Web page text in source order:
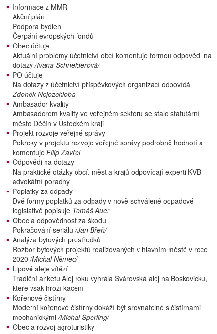
Informace z MMR
Akční plán
Podpora bydlení
Čerpání evropských fondů
Obec účtuje
Aktuální problémy účetnictví obcí komentuje formou odpovědí na
dotazy/Ivana Schneiderová/
PO účtuje
Na dotazy z účetnictví příspěvkových organizací odpovídá
Zdeněk Nejezchleba
Ambasador kvality
Ambasadorem kvality ve veřejném sektoru se stalo statutární
město Děčín v Ústeckém kraji
Projekt rozvoje veřejné správy
Pokroky v projektu rozvoje veřejné správy podrobně hodnotí a
komentuje Filip Zavřel
Odpovědi na dotazy
Na praktické otázky obcí, měst a krajů odpovídají experti KVB
advokátní poradny
Poplatky za odpady
Dvě formy poplatků za odpady v nově schválené odpadové
legislativě popisuje Tomáš Auer
Obec a odpovědnost za škodu
Pokračování seriálu/Jan Břeň/
Analýza bytových prostředků
Rozbor bytových projektů realizovaných v hlavním městě v roce
2020/Michal Němec/
Lipové aleje vítězí
Tradiční anketu Alej roku vyhrála Svárovská alej na Boskovicku,
které však hrozí kácení
Kořenové čistírny
Moderní kořenové čistírny dokáží být srovnatelné s čistírnami
mechanickými/Michal Šperling/
Obec a rozvoj agroturistiky